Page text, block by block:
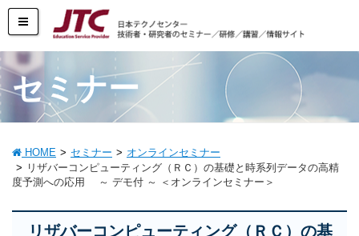
セミナー
HOME セミナー
オンラインセミナー
リザバーコンピューティング（ＲＣ）の基礎と時系列データの高精
度予測への応用 ～ デモ付 ～ ＜オンラインセミナー＞
リザバーコンピューティング（ＲＣ）の基